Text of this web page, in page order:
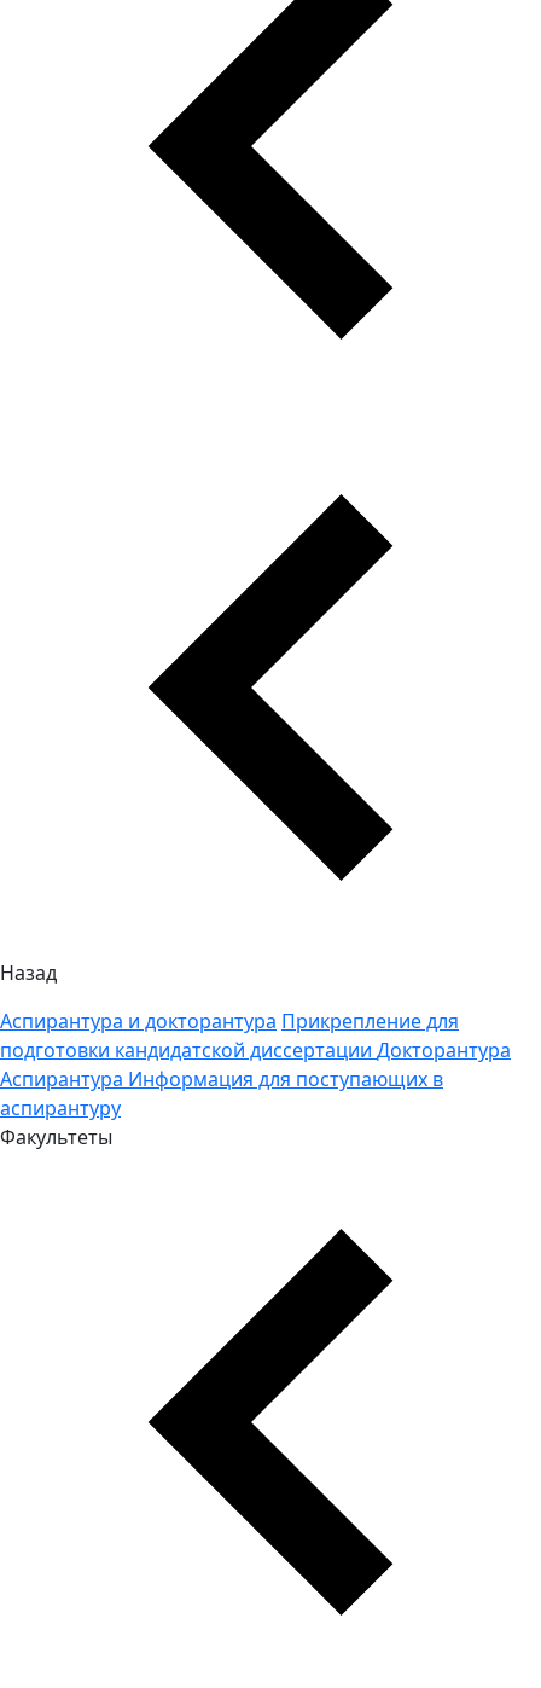
Назад
Аспирантура и докторантура Прикрепление для
подготовки кандидатской диссертации Докторантура
Аспирантура Информация для поступающих в
аспирантуру
Факультеты